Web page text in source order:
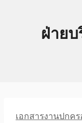
ฝ่าย
เอกสารงานปกคร